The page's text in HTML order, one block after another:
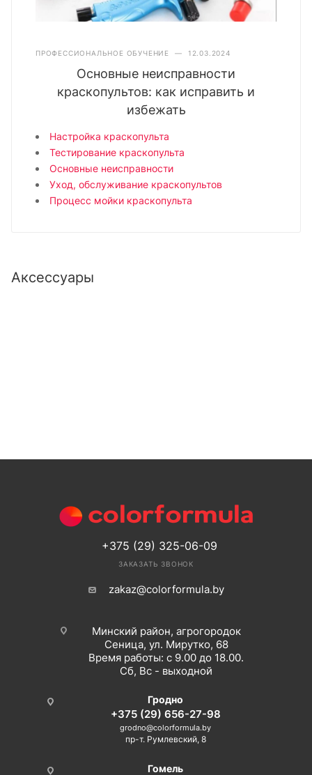
ПРОФЕССИОНАЛЬНОЕ ОБУЧЕНИЕ — 12.03.2024
Основные неисправности
краскопультов: как исправить и
избежать
Настройка краскопульта
Тестирование краскопульта
Основные неисправности
Уход, обслуживание краскопультов
Процесс мойки краскопульта
Аксессуары
+375 (29) 325-06-09
ЗАКАЗАТЬ ЗВОНОК
zakaz@colorformula.by
Минский район, агрогородок
Сеница, ул. Мирутко, 68
Время работы: с 9.00 до 18.00.
Сб, Вс - выходной
Гродно
+375 (29) 656-27-98
grodno@colorformula.by
пр-т. Румлевский, 8
Гомель